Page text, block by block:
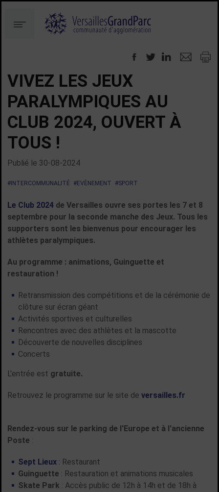
au
contenu
à
Menu
VIVEZ LES JEUX
PARALYMPIQUES AU
CLUB 2024, OUVERT À
TOUS !
Publié le 30-08-2024
#INTERCOMMUNALITÉ #EVÈNEMENT #SPORT
Le Club 2024 de Versailles ouvre ses portes les 7 et 8
septembre pour la seconde manche des Jeux. Tous les
supporters sont les bienvenus pour encourager les
athlètes paralympiques.
Au programme : animations, Guinguette et
restauration !
Retransmission des compétitions et de la cérémonie de
clôture sur écran géant
Activités sportives et culturelles
Rencontres avec des athlètes et la mascotte
Découverte de nouvelles disciplines
Concerts
L'entrée est gratuite.
Retrouvez le programme sur le site de versailles.fr
Rendez-vous sur le parking de l'Europe et à l'ancienne
Poste :
Sept Lieux : Restaurant
Guinguette : Restauration et animations musicales
Skate Park : Accès public de 12h à 14h et de 18h à